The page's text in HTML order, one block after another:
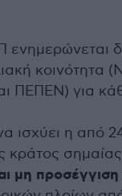
κοινότητα
ΠΕΠΕΝ) για
ισχύει η από
κράτος
μη προσέγγιση